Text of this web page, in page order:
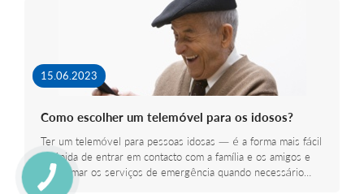
15.06.2023
Como escolher um telemóvel para os idosos?
Ter um telemóvel para pessoas idosas — é a forma mais fácil
e rápida de entrar em contacto com a família e os amigos e
de chamar os serviços de emergência quando necessário…